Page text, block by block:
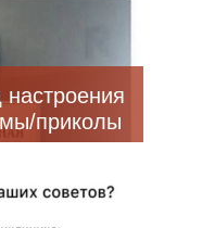
приколы